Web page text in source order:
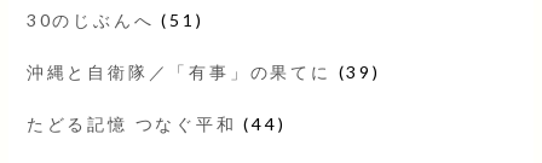
30のじぶんへ (51)
沖縄と自衛隊／「有事」の果てに (39)
たどる記憶 つなぐ平和 (44)